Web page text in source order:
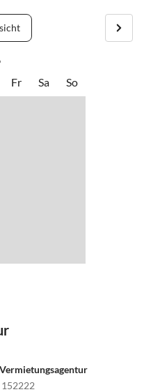
Fr Sa So
152222